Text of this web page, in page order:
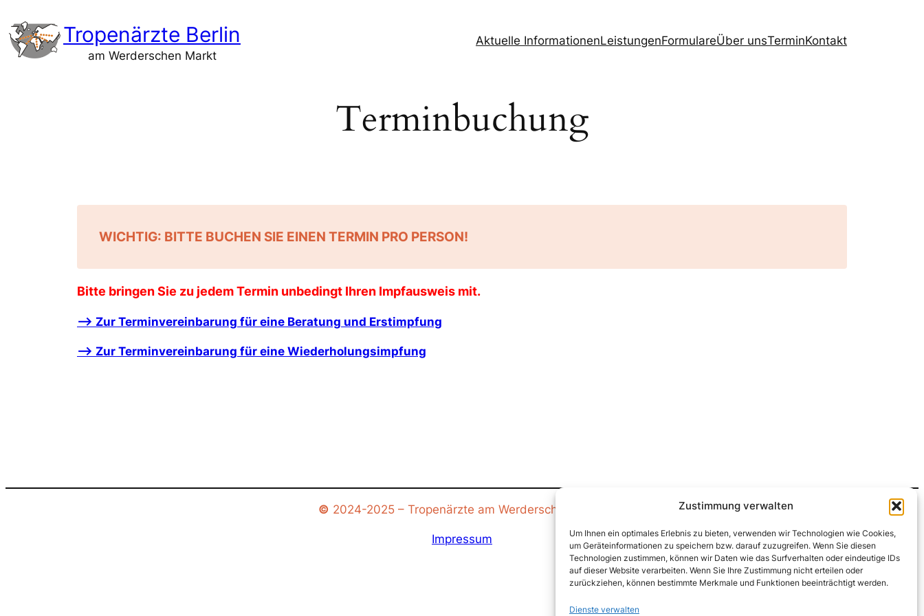
Zustimmung verwalten
Um Ihnen ein optimales Erlebnis zu bieten, verwenden wir Technologien wie Cookies,
um Geräteinformationen zu speichern bzw. darauf zuzugreifen. Wenn Sie diesen
Technologien zustimmen, können wir Daten wie das Surfverhalten oder eindeutige IDs
auf dieser Website verarbeiten. Wenn Sie Ihre Zustimmung nicht erteilen oder
zurückziehen, können bestimmte Merkmale und Funktionen beeinträchtigt werden.
Dienste verwalten
Inhalt
springen
Tropenärzte Berlin
am Werderschen Markt
Aktuelle InformationenLeistungenFormulareÜber unsTerminKontakt
Terminbuchung
WICHTIG: BITTE BUCHEN SIE EINEN TERMIN PRO PERSON!
Bitte bringen Sie zu jedem Termin unbedingt Ihren Impfausweis mit.
–> Zur Terminvereinbarung für eine Beratung und Erstimpfung
–> Zur Terminvereinbarung für eine Wiederholungsimpfung
© 2024-2025 – Tropenärzte am Werderschen Markt
Impressum